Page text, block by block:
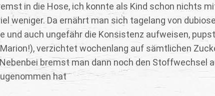
in die Hose, ich konnte als Kind schon nichts
weniger. Da ernährt man sich tagelang von
und auch ungefähr die Konsistenz aufweisen,
verzichtet wochenlang auf sämtlichen
bremst man dann noch den Stoffwechsel
hat